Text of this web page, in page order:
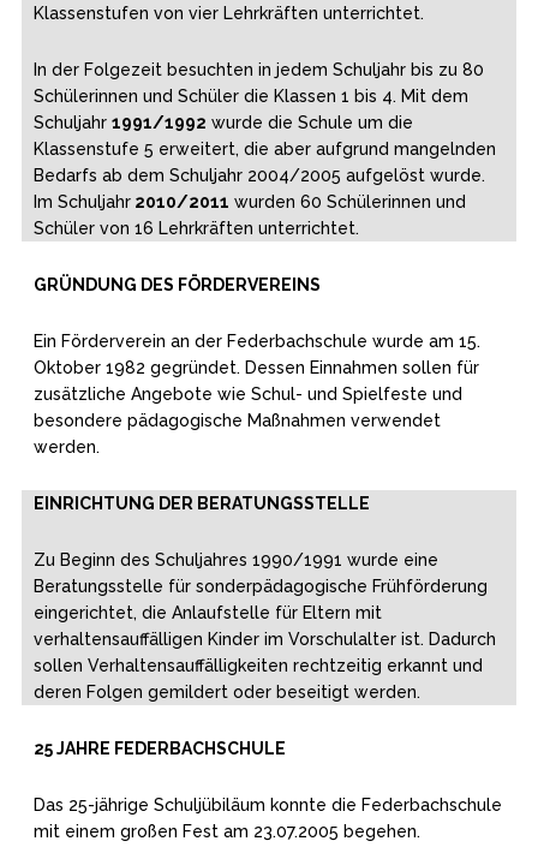
Klassenstufen von vier Lehrkräften unterrichtet.
In der Folgezeit besuchten in jedem Schuljahr bis zu 80
Schülerinnen und Schüler die Klassen 1 bis 4. Mit dem
Schuljahr 1991/1992 wurde die Schule um die
Klassenstufe 5 erweitert, die aber aufgrund mangelnden
Bedarfs ab dem Schuljahr 2004/2005 aufgelöst wurde.
Im Schuljahr2010/2011 wurden 60 Schülerinnen und
Schüler von 16 Lehrkräften unterrichtet.
GRÜNDUNG DES FÖRDERVEREINS
Ein Förderverein an der Federbachschule wurde am 15.
Oktober 1982 gegründet. Dessen Einnahmen sollen für
zusätzliche Angebote wie Schul- und Spielfeste und
besondere pädagogische Maßnahmen verwendet
werden.
EINRICHTUNG DER BERATUNGSSTELLE
Zu Beginn des Schuljahres 1990/1991 wurde eine
Beratungsstelle für sonderpädagogische Frühförderung
eingerichtet, die Anlaufstelle für Eltern mit
verhaltensauffälligen Kinder im Vorschulalter ist. Dadurch
sollen Verhaltensauffälligkeiten rechtzeitig erkannt und
deren Folgen gemildert oder beseitigt werden.
25 JAHRE FEDERBACHSCHULE
Das 25-jährige Schuljübiläum konnte die Federbachschule
mit einem großen Fest am 23.07.2005 begehen.